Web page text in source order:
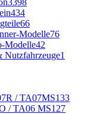
434
66
Modelle76
Modelle42
Nutzfahrzeuge1
/ TA07MS133
/ TA06 MS127